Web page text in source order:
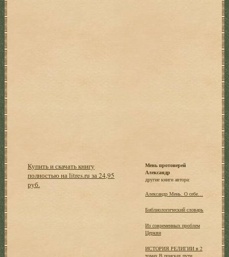
Купить и скачать книгу
полностью на litres.ru за 24,95
руб.
Мень протоиерей
Александр
другие книги автора:
Александр Мень. О себе…
Библиологический словарь
Из современных проблем
Церкви
ИСТОРИЯ РЕЛИГИИ в 2
томах В поисках пути,